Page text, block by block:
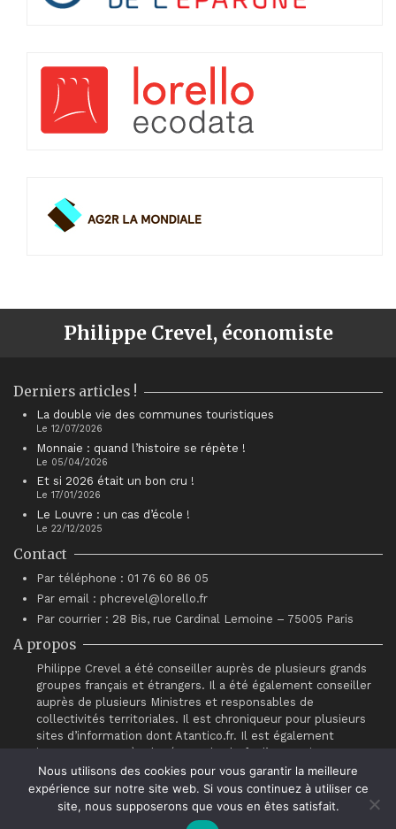
Philippe Crevel, économiste
Derniers articles !
La double vie des communes touristiques
Le 12/07/2026
Monnaie : quand l’histoire se répète !
Le 05/04/2026
Et si 2026 était un bon cru !
Le 17/01/2026
Le Louvre : un cas d’école !
Le 22/12/2025
Contact
Par téléphone : 01 76 60 86 05
Par email : phcrevel@lorello.fr
Par courrier : 28 Bis, rue Cardinal Lemoine – 75005 Paris
A propos
Philippe Crevel a été conseiller auprès de plusieurs grands
groupes français et étrangers. Il a été également conseiller
auprès de plusieurs Ministres et responsables de
collectivités territoriales. Il est chroniqueur pour plusieurs
sites d’information dont Atantico.fr. Il est également
intervenant auprès du réseau de chefs d’entreprises
“Association pour le Progrès du Management” (APM).
Nous utilisons des cookies pour vous garantir la meilleure
expérience sur notre site web. Si vous continuez à utiliser ce
site, nous supposerons que vous en êtes satisfait.